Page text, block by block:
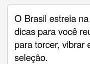
O Brasil estreia
dicas para você
para torcer, vibrar
seleção.